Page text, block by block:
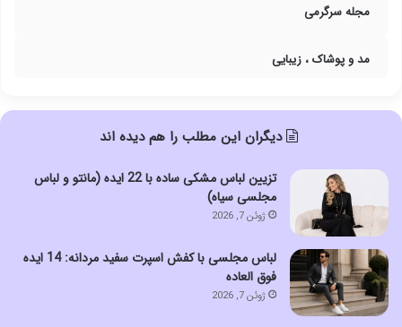
مجله سرگرمی
مد و پوشاک ، زیبایی
دیگران این مطلب را هم دیده اند
تزیین لباس مشکی ساده با 22 ایده (مانتو و لباس
مجلسی سیاه)
ژوئن 7, 2026
لباس مجلسی با کفش اسپرت سفید مردانه: 14 ایده
فوق العاده
ژوئن 7, 2026